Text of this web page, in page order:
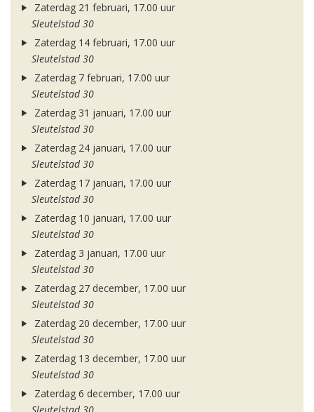
Zaterdag 21 februari, 17.00 uur
Sleutelstad 30
Zaterdag 14 februari, 17.00 uur
Sleutelstad 30
Zaterdag 7 februari, 17.00 uur
Sleutelstad 30
Zaterdag 31 januari, 17.00 uur
Sleutelstad 30
Zaterdag 24 januari, 17.00 uur
Sleutelstad 30
Zaterdag 17 januari, 17.00 uur
Sleutelstad 30
Zaterdag 10 januari, 17.00 uur
Sleutelstad 30
Zaterdag 3 januari, 17.00 uur
Sleutelstad 30
Zaterdag 27 december, 17.00 uur
Sleutelstad 30
Zaterdag 20 december, 17.00 uur
Sleutelstad 30
Zaterdag 13 december, 17.00 uur
Sleutelstad 30
Zaterdag 6 december, 17.00 uur